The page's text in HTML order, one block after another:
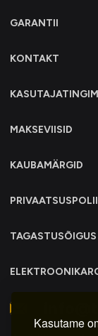
Kasutame
GARANTII
KONTAKT
MAKSEVIISID
KAUBAMÄRGID
TAGASTUSÕIGUS